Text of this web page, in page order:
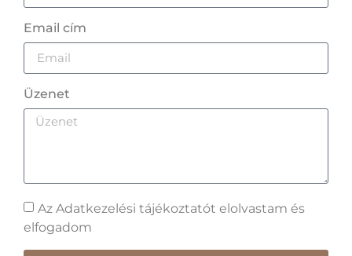
Email cím
Üzenet
Az Adatkezelési tájékoztatót elolvastam és
elfogadom